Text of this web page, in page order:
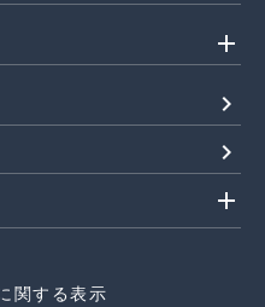
add
navigate_next
navigate_next
add
関する表示